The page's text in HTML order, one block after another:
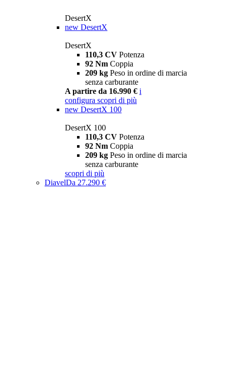
DesertX
new DesertX
DesertX
110,3 CV Potenza
92 Nm Coppia
209 kg Peso in ordine di marcia
senza carburante
A partire da 16.990 € i
configura scopri di più
new DesertX 100
DesertX 100
110,3 CV Potenza
92 Nm Coppia
209 kg Peso in ordine di marcia
senza carburante
scopri di più
DiavelDa 27.290 €